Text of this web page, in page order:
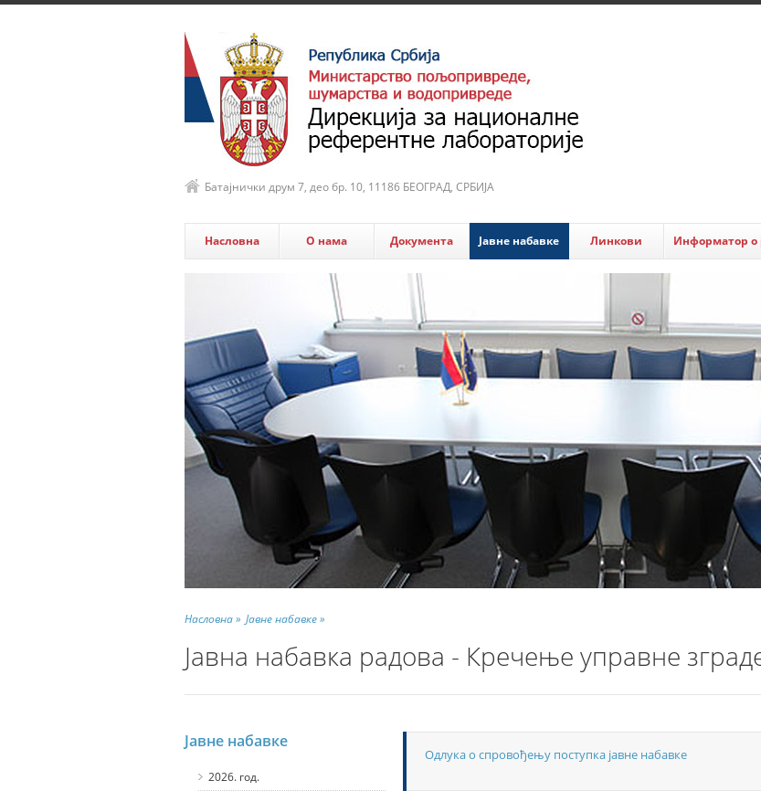
Батајнички друм 7, део бр. 10, 11186 БЕОГРАД, СРБИЈА
Насловна О нама Документа Јавне набавке Линкови Информатор о
Насловна » Јавне набавке »
Јавна набавка радова - Кречење управне
Јавне набавке
2026. год.
Одлука о спровођењу поступка јавне набавке